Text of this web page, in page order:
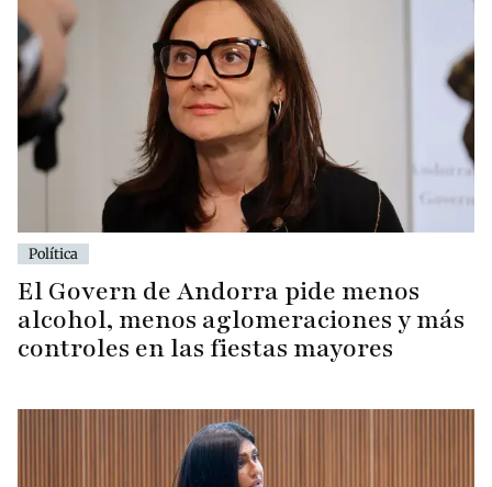
Política
El Govern de Andorra pide menos
alcohol, menos aglomeraciones y más
controles en las fiestas mayores